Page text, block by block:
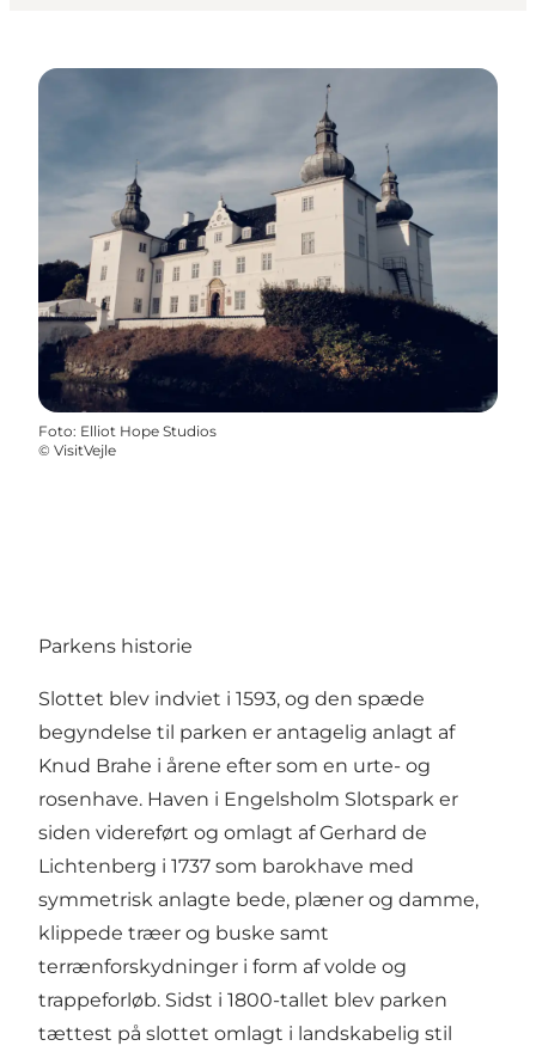
Foto: Elliot Hope Studios
© VisitVejle
Parkens historie
Slottet blev indviet i 1593, og den spæde
begyndelse til parken er antagelig anlagt af
Knud Brahe i årene efter som en urte- og
rosenhave. Haven i Engelsholm Slotspark er
siden videreført og omlagt af Gerhard de
Lichtenberg i 1737 som barokhave med
symmetrisk anlagte bede, plæner og damme,
klippede træer og buske samt
terrænforskydninger i form af volde og
trappeforløb. Sidst i 1800-tallet blev parken
tættest på slottet omlagt i landskabelig stil